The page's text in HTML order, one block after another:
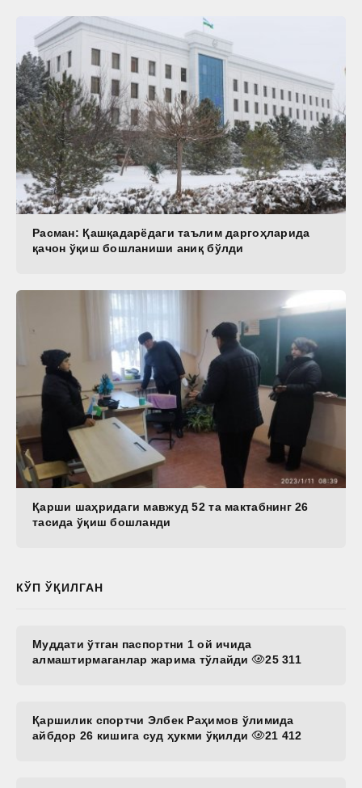
Расман: Қашқадарёдаги таълим даргоҳларида
қачон ўқиш бошланиши аниқ бўлди
Қарши шаҳридаги мавжуд 52 та мактабнинг 26
тасида ўқиш бошланди
КЎП ЎҚИЛГАН
Муддати ўтган паспортни 1 ой ичида
алмаштирмаганлар жарима тўлайди
25 311
Қаршилик спортчи Элбек Раҳимов ўлимида
айбдор 26 кишига суд ҳукми ўқилди
21 412